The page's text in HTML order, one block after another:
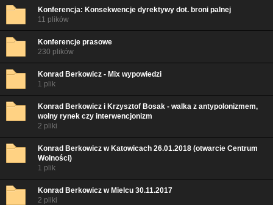
Konferencja: Konsekwencje dyrektywy dot. broni palnej
11 plików
Konferencje prasowe
230 plików
Konrad Berkowicz - Mix wypowiedzi
1 plik
Konrad Berkowicz i Krzysztof Bosak - walka z antypolonizmem,
wolny rynek czy interwencjonizm
2 pliki
Konrad Berkowicz w Katowicach 26.01.2018 (otwarcie Centrum
Wolności)
1 plik
Konrad Berkowicz w Mielcu 30.11.2017
2 pliki